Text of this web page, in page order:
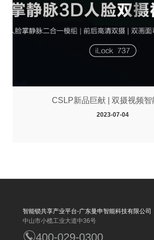
CSLP新品巨献 | 双摄视频智
2023-07-04
智能锁共享产业平台-广东曼申智能科技有限公司
中山市小榄工业大道中36号
400-029-0300